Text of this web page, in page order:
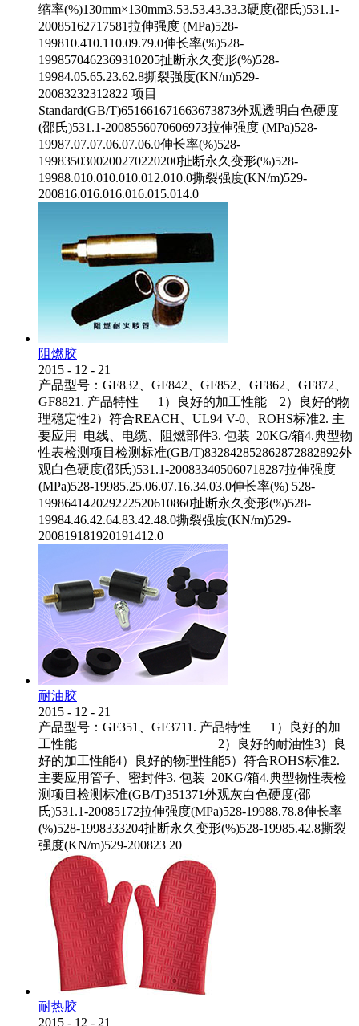
缩率(%)130mm×130mm3.53.53.43.33.3硬度(邵氏)531.1-
20085162717581拉伸强度 (MPa)528-
199810.410.110.09.79.0伸长率(%)528-
1998570462369310205扯断永久变形(%)528-
19984.05.65.23.62.8撕裂强度(KN/m)529-
20083232312822 项目
Standard(GB/T)651661671663673873外观透明白色硬度
(邵氏)531.1-2008556070606973拉伸强度 (MPa)528-
19987.07.07.06.07.06.0伸长率(%)528-
1998350300200270220200扯断永久变形(%)528-
19988.010.010.010.012.010.0撕裂强度(KN/m)529-
200816.016.016.016.015.014.0
阻燃胶
2015 - 12 - 21
产品型号：GF832、GF842、GF852、GF862、GF872、
GF8821. 产品特性 1）良好的加工性能 2）良好的物
理稳定性2）符合REACH、UL94 V-0、ROHS标准2. 主
要应用 电线、电缆、阻燃部件3. 包装 20KG/箱4.典型物
性表检测项目检测标准(GB/T)832842852862872882892外
观白色硬度(邵氏)531.1-200833405060718287拉伸强度
(MPa)528-19985.25.06.07.16.34.03.0伸长率(%) 528-
199864142029222520610860扯断永久变形(%)528-
19984.46.42.64.83.42.48.0撕裂强度(KN/m)529-
200819181920191412.0
耐油胶
2015 - 12 - 21
产品型号：GF351、GF3711. 产品特性 1）良好的加
工性能 2）良好的耐油性3）良
好的加工性能4）良好的物理性能5）符合ROHS标准2.
主要应用管子、密封件3. 包装 20KG/箱4.典型物性表检
测项目检测标准(GB/T)351371外观灰白色硬度(邵
氏)531.1-20085172拉伸强度(MPa)528-19988.78.8伸长率
(%)528-1998333204扯断永久变形(%)528-19985.42.8撕裂
强度(KN/m)529-200823 20
耐热胶
2015 - 12 - 21